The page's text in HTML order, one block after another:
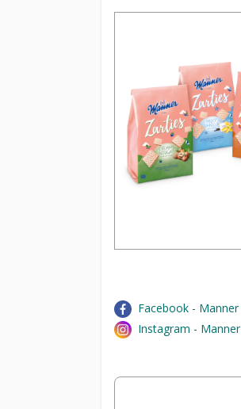
Facebook - Manner
Instagram - Manner